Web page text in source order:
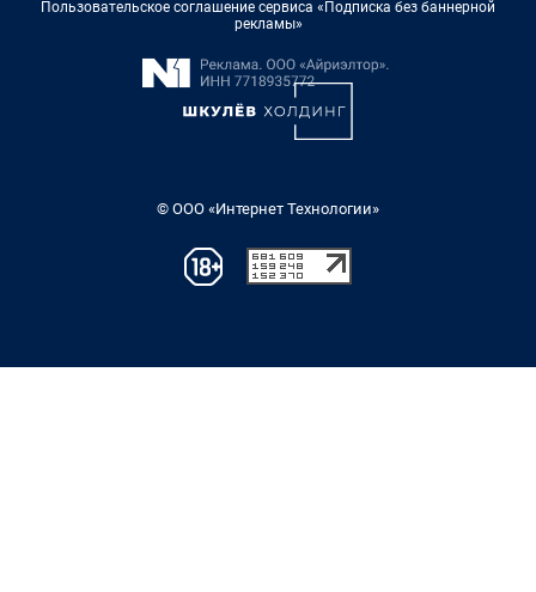
Пользовательское соглашение сервиса «Подписка без баннерной
рекламы»
© ООО «Интернет Технологии»